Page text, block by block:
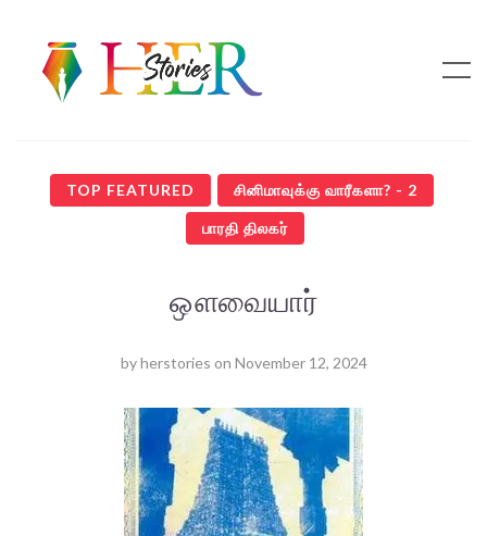
TOP FEATURED சினிமாவுக்கு வாரீகளா? - 2
பாரதி திலகர்
ஔவையார்
byherstories on November 12, 2024